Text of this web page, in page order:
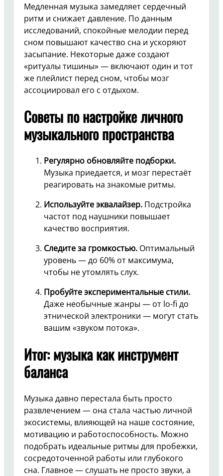
Медленная музыка замедляет сердечный
ритм и снижает давление. По данным
исследований, спокойные мелодии перед
сном повышают качество сна и ускоряют
засыпание. Некоторые даже создают
«ритуалы тишины» — включают один и тот
же плейлист перед сном, чтобы мозг
ассоциировал его с отдыхом.
Советы по настройке личного
музыкального пространства
Регулярно обновляйте подборки.
Музыка приедается, и мозг перестаёт
реагировать на знакомые ритмы.
Используйте эквалайзер. Подстройка
частот под наушники повышает
качество восприятия.
Следите за громкостью. Оптимальный
уровень — до 60% от максимума,
чтобы не утомлять слух.
Пробуйте экспериментальные стили.
Даже необычные жанры — от lo-fi до
этнической электроники — могут стать
вашим «звуком потока».
Итог: музыка как инструмент
баланса
Музыка давно перестала быть просто
развлечением — она стала частью личной
экосистемы, влияющей на наше состояние,
мотивацию и работоспособность. Можно
подобрать идеальные ритмы для пробежки,
сосредоточенной работы или глубокого
сна. Главное — слушать не просто звуки, а